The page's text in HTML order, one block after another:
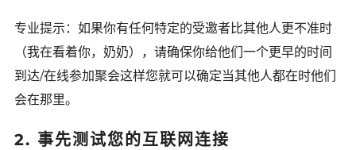
专业提示：如果你有任何特定的受邀者比其他人更不准时
（我在看着你，奶奶），请确保你给他们一个更早的时间
到达/在线参加聚会这样您就可以确定当其他人都在时他们
会在那里。
2. 事先测试您的互联网连接